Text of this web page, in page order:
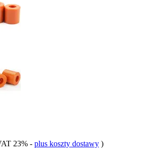
23% - plus koszty dostawy )